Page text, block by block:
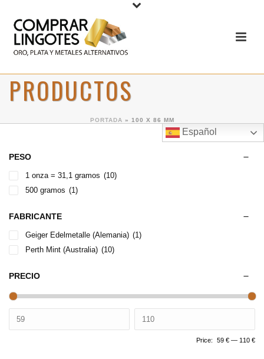
PRODUCTOS
PORTADA » 100 X 86 MM
Español
PESO
1 onza = 31,1 gramos (10)
500 gramos (1)
FABRICANTE
Geiger Edelmetalle (Alemania) (1)
Perth Mint (Australia) (10)
PRECIO
Price: 59 € — 110 €